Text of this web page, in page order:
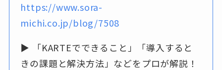
https://www.sora-
michi.co.jp/blog/7508
▶ 「KARTEでできること」「導入すると
きの課題と解決方法」などをプロが解説！